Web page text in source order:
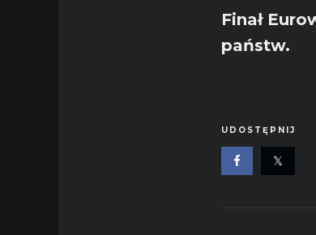
Finał
państw.
UDOSTĘPNIJ